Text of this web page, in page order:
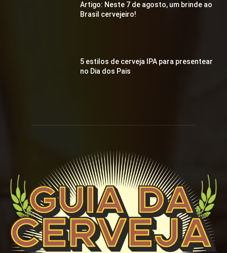
Artigo: Neste 7 de agosto, um brinde ao
Brasil cervejeiro!
5 estilos de cerveja IPA para presentear
no Dia dos Pais